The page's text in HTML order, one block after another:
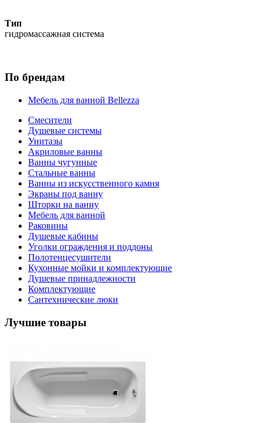
Тип
гидромассажная система
По брендам
Мебель для ванной Bellezza
Смесители
Душевые системы
Унитазы
Акриловые ванны
Ванны чугунные
Стальные ванны
Ванны из искусственного камня
Экраны под ванну
Шторки на ванну
Мебель для ванной
Раковины
Душевые кабины
Уголки ограждения и поддоны
Полотенцесушители
Кухонные мойки и комплектующие
Душевые принадлежности
Комплектующие
Сантехнические люки
Лучшие товары